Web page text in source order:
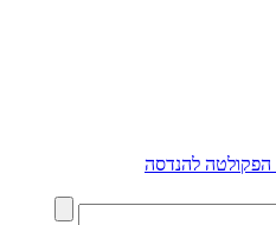
הפקולטה להנדסה